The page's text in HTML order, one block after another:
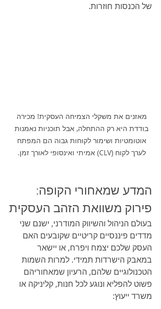
של הכנסות חוזרות.
מאזנים את משקלי הצמיחה העסקית! מכירה
בודדת היא רק ההתחלה, אבל תוכניות נאמנות
אוטומטיות ושימור לקוחות גבוה הם המפתח
לערך לקוח (CLV) אמיתי ואינסופי לאורך זמן.
המדע שמאחורי הקופה:
פירוק משוואת הזהב העסקית
בעולם הניהול והשיווק המודרני, ישנם שני
מדדים פיננסיים קריטיים שקובעים האם
העסק שלכם יצמח ויפרח, או יישאר
במאבק הישרדות תמידי. למרות השמות
הטכנולוגיים שלהם, הרעיון שמאחוריהם
פשוט להפליא ונוגע לכל חנות, קליניקה או
משרד ייעוץ: